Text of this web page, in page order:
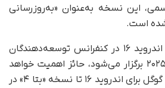
این نسخه به‌عنوان «به‌روزرسانی
است.
با نگاهی کلی‌تر، جایگاه اندروید ۱۶ در کنفرانس توسعه‌دهندگان
Google I/O که ۲۰ می ۲۰۲۵ برگزار می‌شود، حائز اهمیت خواهد
بود. برنامه زمانی رسمی گوگل برای اندروید ۱۶ تا نسخه «بتا ۴» در